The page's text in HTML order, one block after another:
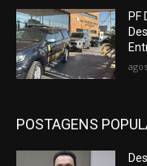
PF
POSTAGENS